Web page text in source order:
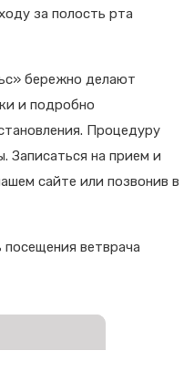
за полость рта
бережно делают
и подробно
Процедуру
Записаться на прием и
сайте или позвонив в
ветврача